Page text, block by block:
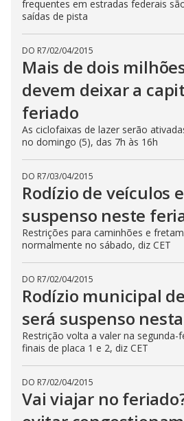
frequentes em estradas federais
saídas de pista
DO R7/02/04/2015
Mais de dois
devem deixar a
feriado
As ciclofaixas de lazer serão
no domingo (5), das 7h às 16h
DO R7/03/04/2015
Rodízio de veículos
suspenso neste
Restrições para caminhões e
normalmente no sábado, diz CET
DO R7/02/04/2015
Rodízio municipal
será suspenso
Restrição volta a valer na segunda-
finais de placa 1 e 2, diz CET
DO R7/02/04/2015
Vai viajar no